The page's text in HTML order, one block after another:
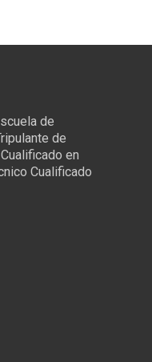
de
de
en
Cualificado